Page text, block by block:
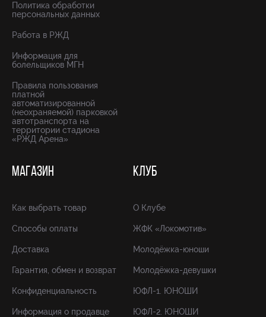
Политика обработки
персональных данных
Работа в РЖД
Информация для
болельщиков МГН
Правила пользования
платной
автоматизированной
(неохраняемой) парковкой
автотранспорта на
территории стадиона
«РЖД Арена»
МАГАЗИН
Как выбрать товар
Способы оплаты
Доставка
Гарантия, обмен и возврат
Конфиденциальность
Информация о продавце
КЛУБ
О Клубе
ЖФК «Локомотив»
Молодёжка-юноши
Молодёжка-девушки
ЮФЛ-1. ЮНОШИ
ЮФЛ-2. ЮНОШИ